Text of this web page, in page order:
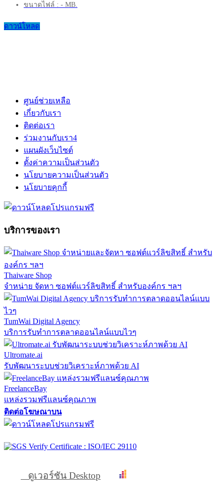
ขนาดไฟล์ : - MB.
ดาวน์โหลด
ศูนย์ช่วยเหลือ
เกี่ยวกับเรา
ติดต่อเรา
ร่วมงานกับเรา4
แผนผังเว็บไซต์
ตั้งค่าความเป็นส่วนตัว
นโยบายความเป็นส่วนตัว
นโยบายคุกกี้
บริการของเรา
Thaiware Shop
จำหน่าย จัดหา ซอฟต์แวร์ลิขสิทธิ์ สำหรับองค์กร ฯลฯ
TumWai Digital Agency
บริการรับทำการตลาดออนไลน์แบบไวๆ
Ultromate.ai
รับพัฒนาระบบช่วยวิเคราะห์ภาพด้วย AI
FreelanceBay
แหล่งรวมฟรีแลนซ์คุณภาพ
ติดต่อโฆษณาบน
ดูเวอร์ชัน Desktop